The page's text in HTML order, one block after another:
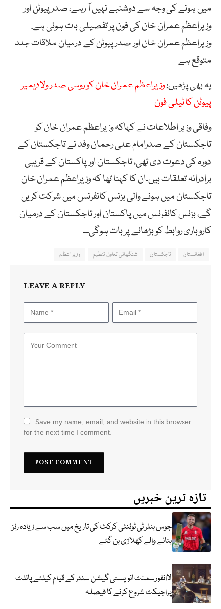
میں ہونے کی وجہ سے دوشنبے نہیں آ رہے، صدر پیوٹن اور
وزیراعظم عمران خان کی فون پر تفصیلی بات ہوئی ہے.
وزیراعظم عمران خان اور صدر پیوٹن کے درمیان ملاقات جلد
متوقع ہے
یہ بھی پڑھیں:وزیراعظم عمران خان کو روسی صدر ولادیمیر
پیوٹن کا ٹیلی فون
وفاقی وزیر اطلاعات نے کہاکہ وزیراعظم عمران خان کو
تاجکستان کے صدرامام علی رحمان وفد نے تاجکستان کے
دورہ کی دعوت دی تھی، تاجکستان اور پاکستان کے قریبی
برادرانہ تعلقات ہیں۔ان کا کہنا تھا کہ وزیراعظم عمران خان
تاجکستان میں ہونے والی بزنس کانفرنس میں شرکت کریں
گے، بزنس کانفرنس میں پاکستان اور تاجکستان کے درمیان
کاروباری روابط کو بڑھانے پر بات ہوگی۔۔
افغانستان تاجکستان شنگھائی تعاون تنظیم وزیر اعظم
LEAVE A REPLY
Save my name, email, and website in this browser
for the next time I comment.
تازہ ترین خبریں
جوس بٹلر ٹی ٹوئنٹی کرکٹ کی تاریخ میں سب سے زیادہ رنز
بنانے والے کھلاڑی بن گئے
لاانفورسمنٹ انویسٹی گیشن سنٹر کے قیام کیلئے پائلٹ
پراجیکٹ شروع کرنے کا فیصلہ